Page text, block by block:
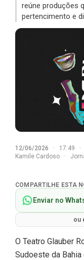
reúne produções
pertencimento e
12/06/2026 · 17:49 ·
Kamile Cardoso
·
COMPARTILHE ESTA
Enviar no
ou
O Teatro Glauber
Sudoeste da